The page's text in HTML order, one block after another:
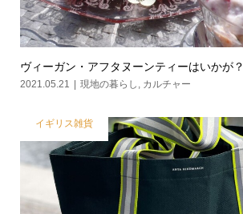
ヴィーガン・アフタヌーンティーはいかが？
2021.05.21 現地の暮らし , カルチャー
イギリス雑貨